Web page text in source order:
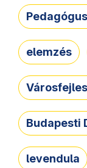
elemzés
Budapesti
levendula